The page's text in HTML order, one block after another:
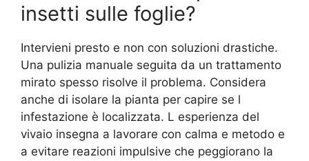
insetti sulle foglie?
Intervieni presto e non con soluzioni drastiche.
Una pulizia manuale seguita da un trattamento
mirato spesso risolve il problema. Considera
anche di isolare la pianta per capire se l
infestazione è localizzata. L esperienza del
vivaio insegna a lavorare con calma e metodo e
a evitare reazioni impulsive che peggiorano la